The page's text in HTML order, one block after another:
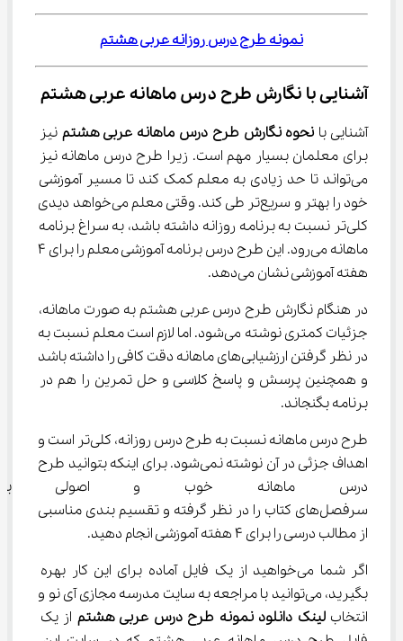
نمونه طرح درس روزانه عربی هشتم
آشنایی با نگارش طرح درس ماهانه عربی هشتم
آشنایی با نحوه نگارش طرح درس ماهانه عربی هشتم نیز
برای معلمان بسیار مهم است. زیرا طرح درس ماهانه نیز
می‌تواند تا حد زیادی به معلم کمک کند تا مسیر آموزشی
خود را بهتر و سریع‌تر طی کند. وقتی معلم می‌خواهد دیدی
کلی‌تر نسبت به برنامه روزانه داشته باشد، به سراغ برنامه
هفته آموزشی نشان می‌دهد.
در هنگام نگارش طرح درس عربی هشتم به صورت ماهانه،
جزئیات کمتری نوشته می‌شود. اما لازم است معلم نسبت به
در نظر گرفتن ارزشیابی‌های ماهانه دقت کافی را داشته باشد
و همچنین پرسش و پاسخ کلاسی و حل تمرین را هم در
برنامه بگنجاند.
طرح درس ماهانه نسبت به طرح درس روزانه، کلی‌تر است و
اهداف جزئی در آن نوشته نمی‌شود. برای اینکه بتوانید طرح
درس ماهانه خوب و اصولی
سرفصل‌های کتاب را در نظر گرفته و تقسیم بندی مناسبی
از مطالب درسی را برای ۴ هفته آموزشی انجام دهید.
اگر شما می‌خواهید از یک فایل آماده برای این کار بهره
بگیرید، می‌توانید با مراجعه به سایت مدرسه مجازی آی نو و
انتخاب لینک دانلود نمونه طرح درس عربی هشتم از یک